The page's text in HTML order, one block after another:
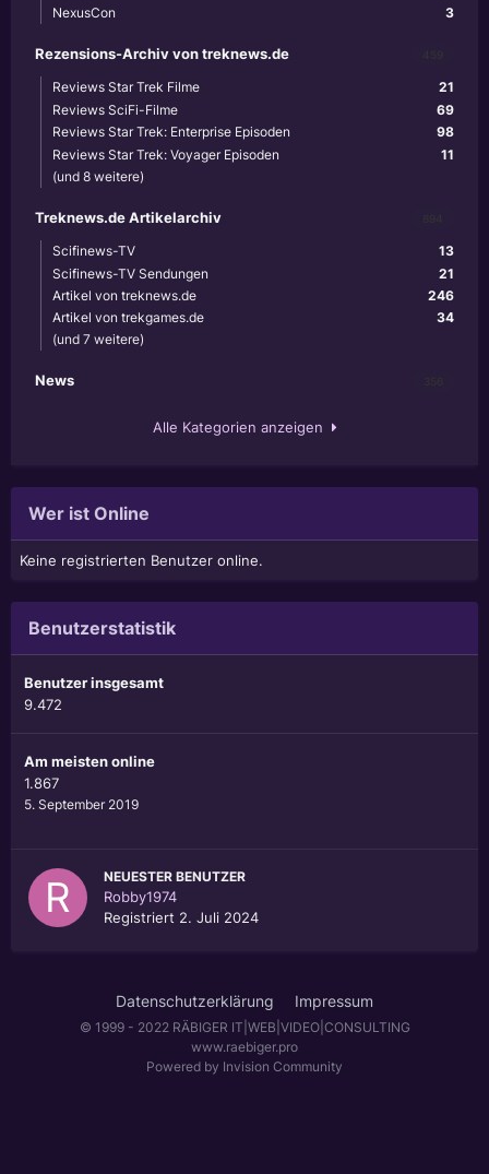
3
NexusCon
Rezensions-Archiv von treknews.de
21
Reviews Star Trek Filme
69
Reviews SciFi-Filme
98
Reviews Star Trek: Enterprise Episoden
11
Reviews Star Trek: Voyager Episoden
(und 8 weitere)
Treknews.de Artikelarchiv
13
Scifinews-TV
21
Scifinews-TV Sendungen
246
Artikel von treknews.de
34
Artikel von trekgames.de
(und 7 weitere)
News
Alle Kategorien anzeigen
Wer ist Online
Keine registrierten Benutzer online.
Benutzerstatistik
Benutzer insgesamt
9.472
Am meisten online
1.867
5. September 2019
NEUESTER BENUTZER
Robby1974
Registriert 2. Juli 2024
Datenschutzerklärung Impressum
© 1999 - 2022 RÄBIGER IT|WEB|VIDEO|CONSULTING
www.raebiger.pro
Powered by Invision Community